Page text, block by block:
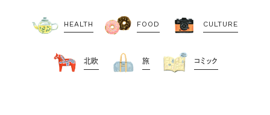
HEALTH FOOD CULTURE
北欧 旅 コミック